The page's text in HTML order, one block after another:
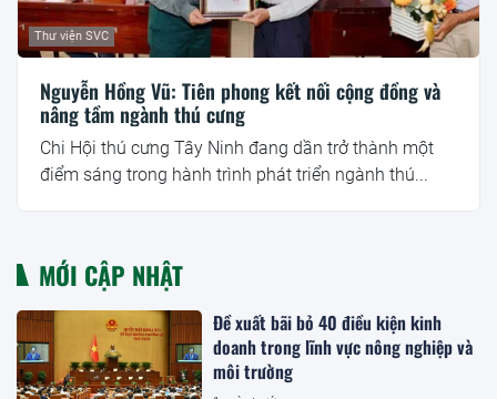
Thư viện SVC
Nguyễn Hồng Vũ: Tiên phong kết nối cộng đồng và
nâng tầm ngành thú cưng
Chi Hội thú cưng Tây Ninh đang dần trở thành một
điểm sáng trong hành trình phát triển ngành thú...
MỚI CẬP NHẬT
Đề xuất bãi bỏ 40 điều kiện kinh
doanh trong lĩnh vực nông nghiệp và
môi trường